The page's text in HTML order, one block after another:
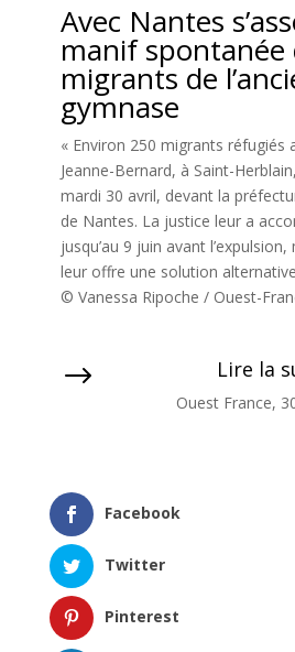
Avec Nantes
manif spontanée
migrants de
gymnase
« Environ 250 migrants réfugiés
Jeanne-Bernard, à Saint-
mardi 30 avril, devant la
de Nantes. La justice leur a
jusqu’au 9 juin avant
leur offre une solution
© Vanessa Ripoche / Ouest-
$ Lire la
Ouest France,
Facebook
Twitter
Pinterest